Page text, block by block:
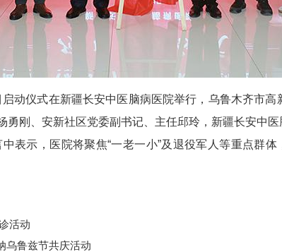
动仪式在新疆长安中医脑病医院举行，乌鲁木齐市
刚、安新社区党委副书记、主任邱玲，新疆长安中
表示，医院将聚焦“一老一小”及退役军人等重点群
活动
乌鲁兹节共庆活动